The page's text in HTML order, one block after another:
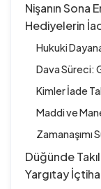
Nişanın Sona
Hediyelerin
Hukuki
Dava Süreci:
Kimler İade
Maddi ve
Zamanaşımı
Düğünde
Yargıtay